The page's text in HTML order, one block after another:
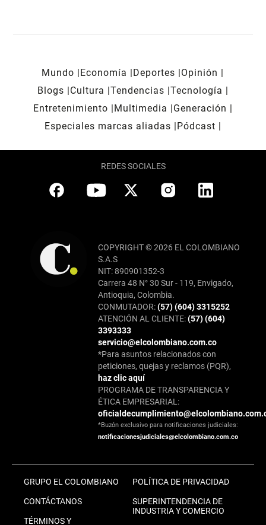
Mundo Economía Deportes
Opinión
Blogs
Cultura Tendencias Tecnología
Entretenimiento
Multimedia
Generación
Especiales marcas aliadas
Pódcast
REDES SOCIALES
COPYRIGHT © 2026 EL COLOMBIANO
S.A.S
NIT: 890901352-3
Carrera 48 N° 30 Sur - 119, Envigado,
Antioquia, Colombia.
CONMUTADOR:(57) (604) 3315252
ATENCIÓN AL CLIENTE:(57) (604)
3393333
servicio@elcolombiano.com.co
*Para asuntos relacionados con
peticiones, quejas y reclamos (PQR),
haz clic aquí
PROGRAMA DE TRANSPARENCIA Y
ÉTICA EMPRESARIAL:
*Buzón exclusivo para notificaciones judiciales:
notificacionesjudiciales@elcolombiano.com.co
GRUPO EL COLOMBIANO
CONTÁCTANOS
TÉRMINOS Y
POLÍTICA DE PRIVACIDAD
SUPERINTENDENCIA DE
INDUSTRIA Y COMERCIO